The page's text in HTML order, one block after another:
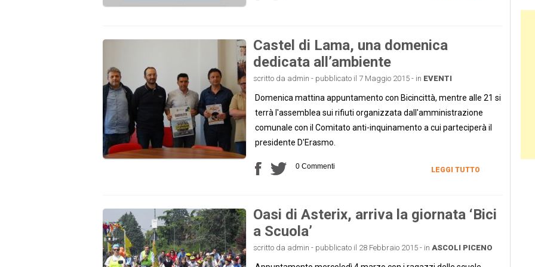
Castel di Lama, una domenica
dedicata all’ambiente
scritto da admin - pubblicato il 7 Maggio 2015 - in EVENTI
Domenica mattina appuntamento con Bicincittà, mentre alle 21 si
terrà l'assemblea sui rifiuti organizzata dall'amministrazione
comunale con il Comitato anti-inquinamento a cui parteciperà il
presidente D'Erasmo.
0 Commenti LEGGI TUTTO
Oasi di Asterix, arriva la giornata ‘Bici
a Scuola’
scritto da admin - pubblicato il 28 Febbraio 2015 - in ASCOLI PICENO